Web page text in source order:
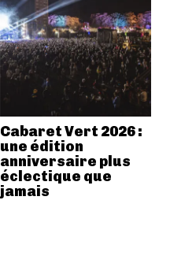
Cabaret Vert 2026 :
une édition
anniversaire plus
éclectique que
jamais